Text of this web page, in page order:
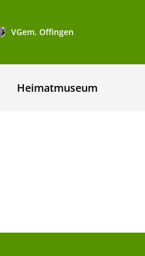
VGem. Offingen
Heimatmuseum